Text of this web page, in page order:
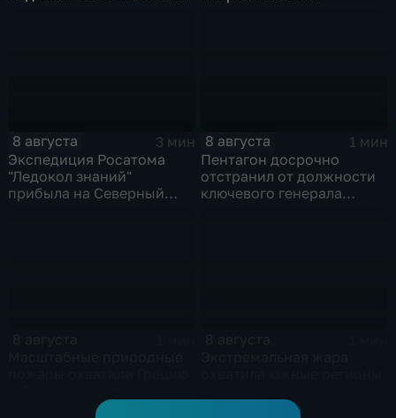
8 августа
3 мин
Экспедиция Росатома
"Ледокол знаний"
прибыла на Северный
8 августа
1 мин
Пентагон досрочно
отстранил от должности
ключевого генерала
европейской засухи